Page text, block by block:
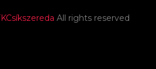
All rights reserved